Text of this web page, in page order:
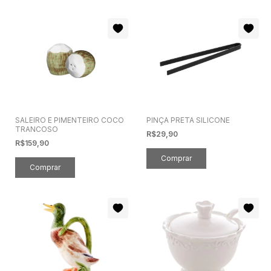
SALEIRO E PIMENTEIRO COCO
TRANCOSO
R$159,90
PINÇA PRETA SILICONE
R$29,90